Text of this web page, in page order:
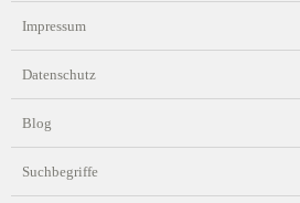
Impressum
Datenschutz
Blog
Suchbegriffe